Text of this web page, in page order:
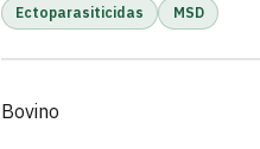
Ectoparasiticidas MSD
Bovino